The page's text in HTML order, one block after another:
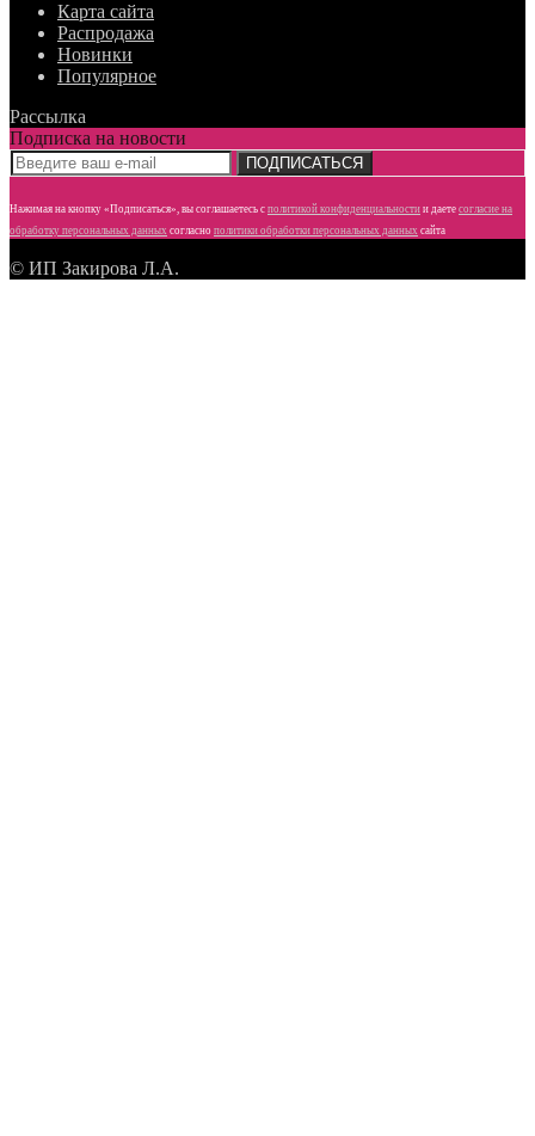
Карта сайта
Распродажа
Новинки
Популярное
Рассылка
Подписка на новости
ПОДПИСАТЬСЯ
Нажимая на кнопку «Подписаться», вы соглашаетесь с политикой конфиденциальности и даете согласие на
обработку персональных данных согласно политики обработки персональных данных сайта
© ИП Закирова Л.А.